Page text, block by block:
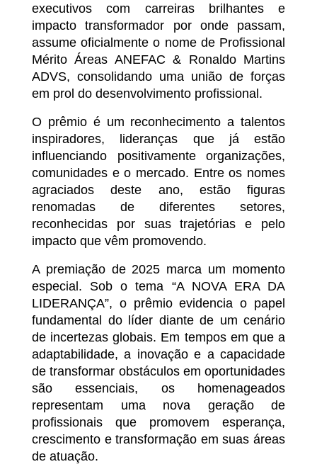
executivos com carreiras brilhantes e
impacto transformador por onde passam,
assume oficialmente o nome de Profissional
Mérito Áreas ANEFAC & Ronaldo Martins
ADVS, consolidando uma união de forças
em prol do desenvolvimento profissional.
O prêmio é um reconhecimento a talentos
inspiradores, lideranças que já estão
influenciando positivamente organizações,
comunidades e o mercado. Entre os nomes
agraciados deste ano, estão figuras
renomadas de diferentes setores,
reconhecidas por suas trajetórias e pelo
impacto que vêm promovendo.
A premiação de 2025 marca um momento
especial. Sob o tema “A NOVA ERA DA
LIDERANÇA”, o prêmio evidencia o papel
fundamental do líder diante de um cenário
de incertezas globais. Em tempos em que a
adaptabilidade, a inovação e a capacidade
de transformar obstáculos em oportunidades
são essenciais, os homenageados
representam uma nova geração de
profissionais que promovem esperança,
crescimento e transformação em suas áreas
de atuação.